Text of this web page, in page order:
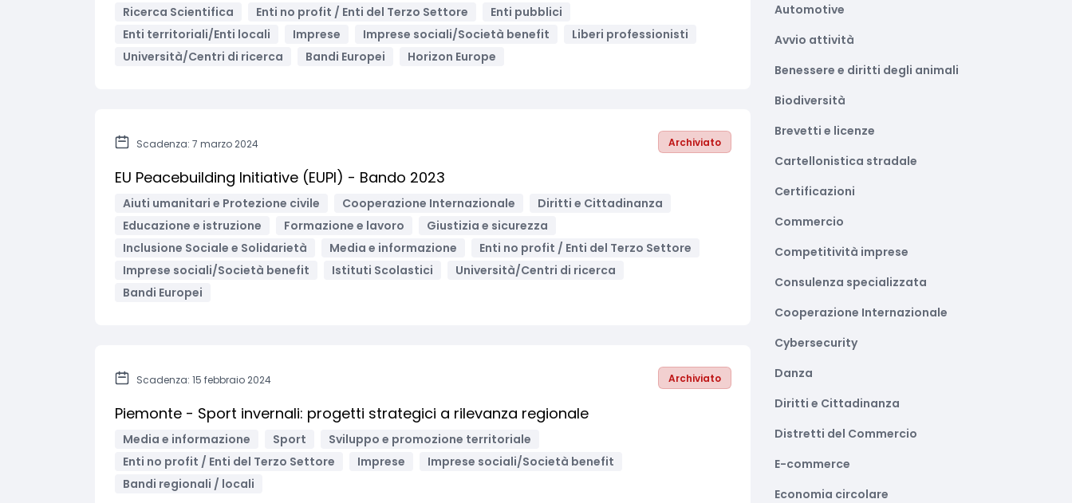
Ricerca Scientifica
Enti no profit / Enti del Terzo Settore
Enti pubblici
Enti territoriali/Enti locali
Imprese Imprese sociali/Società benefit
Liberi professionisti
Università/Centri di ricerca
Bandi Europei Horizon Europe
Scadenza: 7 marzo 2024 Archiviato
EU Peacebuilding Initiative (EUPI) - Bando 2023
Aiuti umanitari e Protezione civile Cooperazione Internazionale
Diritti e Cittadinanza
Educazione e istruzione
Formazione e lavoro
Giustizia e sicurezza
Inclusione Sociale e Solidarietà
Media e informazione
Enti no profit / Enti del Terzo Settore
Imprese sociali/Società benefit
Istituti Scolastici
Università/Centri di ricerca
Bandi Europei
Scadenza: 15 febbraio 2024 Archiviato
Piemonte - Sport invernali: progetti strategici a rilevanza regionale
Media e informazione Sport
Sviluppo e promozione territoriale
Enti no profit / Enti del Terzo Settore
Imprese
Imprese sociali/Società benefit
Bandi regionali / locali
Automotive
Avvio attività
Benessere e diritti degli animali
Biodiversità
Brevetti e licenze
Cartellonistica stradale
Certificazioni
Commercio
Competitività imprese
Consulenza specializzata
Cooperazione Internazionale
Cybersecurity
Danza
Diritti e Cittadinanza
Distretti del Commercio
E-commerce
Economia circolare